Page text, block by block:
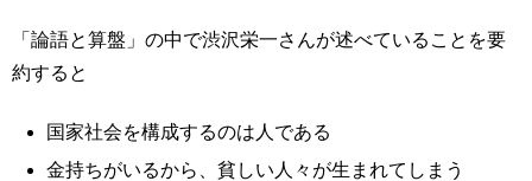
「論語と算盤」の中で渋沢栄一さんが述べていることを要
約すると
国家社会を構成するのは人である
金持ちがいるから、貧しい人々が生まれてしまう